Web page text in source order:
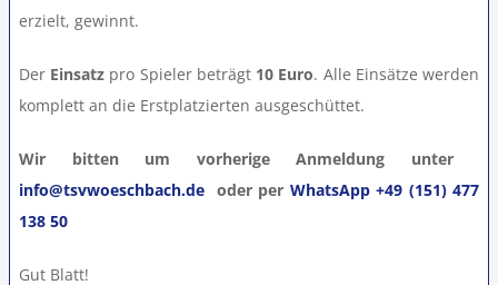
erzielt, gewinnt.
Der Einsatz pro Spieler beträgt 10 Euro. Alle Einsätze werden
komplett an die Erstplatzierten ausgeschüttet.
Wir bitten um vorherige Anmeldung unter
info@tsvwoeschbach.de oder per WhatsApp +49 (151) 477
138 50
Gut Blatt!